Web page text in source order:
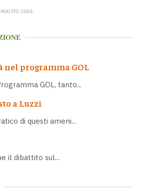
2026
programma GOL
GOL, tanto...
a Luzzi
di questi ameni...
il dibattito sul...